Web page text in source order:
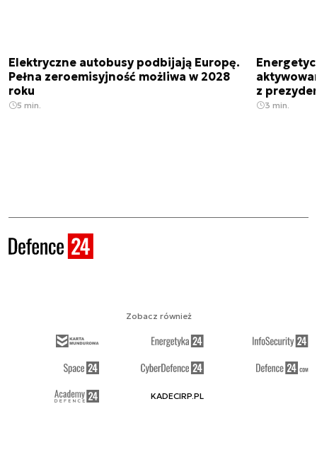
Elektryczne autobusy podbijają Europę.
Pełna zeroemisyjność możliwa w 2028
roku
5 min.
z
3 min.
Zobacz również
KADECIRP.PL